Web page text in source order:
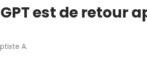
est de retour
A.